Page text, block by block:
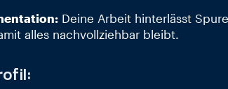
Deine Arbeit hinterlässt
alles nachvollziehbar bleibt.